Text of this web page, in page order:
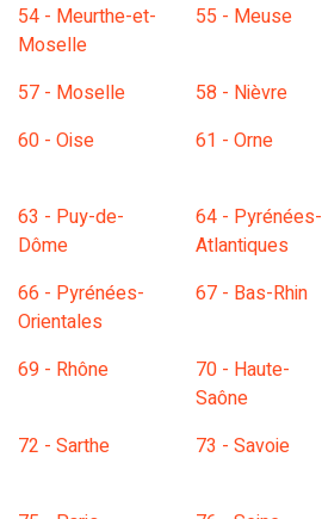
54 - Meurthe-et-
Moselle
55 - Meuse
57 - Moselle 58 - Nièvre
60 - Oise
61 - Orne
63 - Puy-de-
Dôme
64 - Pyrénées-
Atlantiques
66 - Pyrénées-
Orientales
67 - Bas-Rhin
69 - Rhône
70 - Haute-
Saône
72 - Sarthe
73 - Savoie